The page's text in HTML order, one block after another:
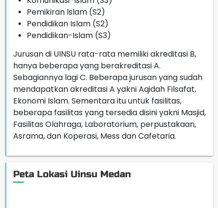
Pemikiran Islam (S2)
Pendidikan Islam (S2)
Pendidikan-Islam (S3)
Jurusan di UINSU rata-rata memiliki akreditasi B,
hanya beberapa yang berakreditasi A.
Sebagiannya lagi C. Beberapa jurusan yang sudah
mendapatkan akreditasi A yakni Aqidah Filsafat,
Ekonomi Islam. Sementara itu untuk fasilitas,
beberapa fasilitas yang tersedia disini yakni Masjid,
Fasilitas Olahraga, Laboratorium, perpustakaan,
Asrama, dan Koperasi, Mess dan Cafetaria.
Peta Lokasi Uinsu Medan